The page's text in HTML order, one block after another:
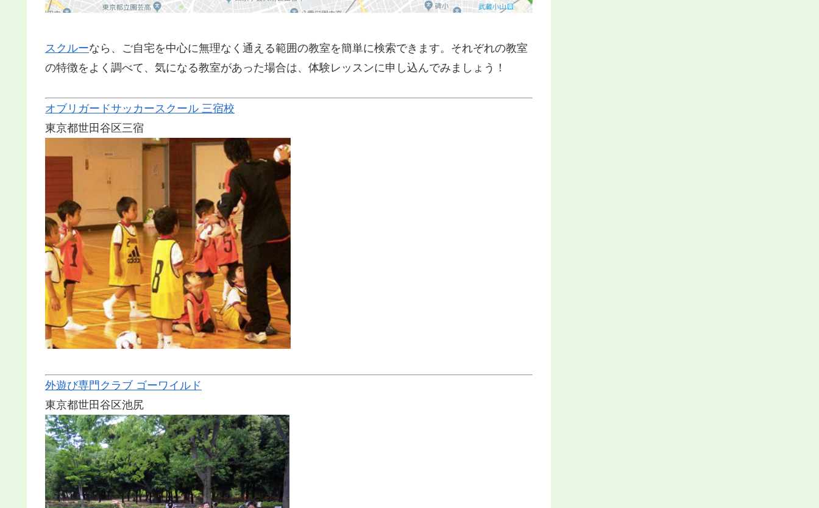
スクルーなら、ご自宅を中心に無理なく通える範囲の教室を簡単に検索できます。それぞれの教室
の特徴をよく調べて、気になる教室があった場合は、体験レッスンに申し込んでみましょう！
オブリガードサッカースクール 三宿校
東京都世田谷区三宿
外遊び専門クラブ ゴーワイルド
東京都世田谷区池尻